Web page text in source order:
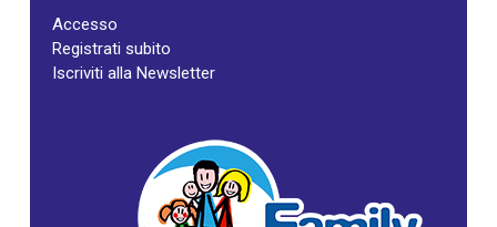
Accesso
Registrati subito
Iscriviti alla Newsletter